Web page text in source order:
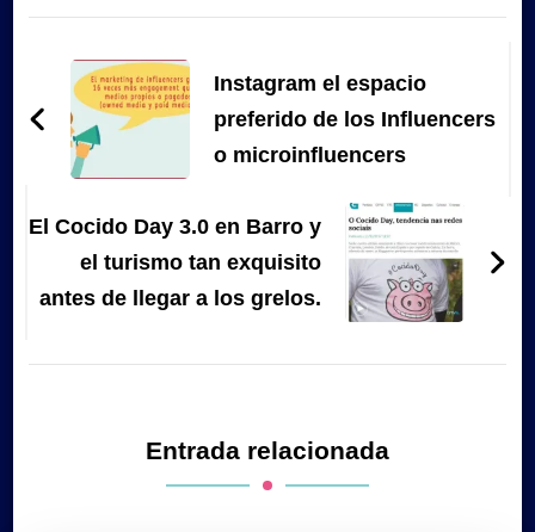
entradas
Instagram el espacio
preferido de los Influencers
o microinfluencers
El Cocido Day 3.0 en Barro y
el turismo tan exquisito
antes de llegar a los grelos.
Entrada relacionada